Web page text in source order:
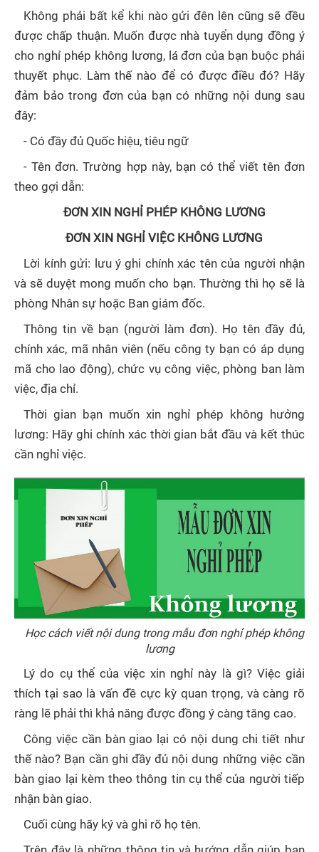
Không phải bất kể khi nào gửi đên lên cũng sẽ đều
được chấp thuận. Muốn được nhà tuyển dụng đồng ý
cho nghỉ phép không lương, lá đơn của bạn buộc phải
thuyết phục. Làm thế nào để có được điều đó? Hãy
đảm bảo trong đơn của bạn có những nội dung sau
đây:
- Có đầy đủ Quốc hiệu, tiêu ngữ
- Tên đơn. Trường hợp này, bạn có thể viết tên đơn
theo gợi dẫn:
ĐƠN XIN NGHỈ PHÉP KHÔNG LƯƠNG
ĐƠN XIN NGHỈ VIỆC KHÔNG LƯƠNG
Lời kính gửi: lưu ý ghi chính xác tên của người nhận
và sẽ duyệt mong muốn cho bạn. Thường thì họ sẽ là
phòng Nhân sự hoặc Ban giám đốc.
Thông tin về bạn (người làm đơn). Họ tên đầy đủ,
chính xác, mã nhân viên (nếu công ty bạn có áp dụng
mã cho lao động), chức vụ công việc, phòng ban làm
việc, địa chỉ.
Thời gian bạn muốn xin nghỉ phép không hưởng
lương: Hãy ghi chính xác thời gian bắt đầu và kết thúc
cần nghỉ việc.
Học cách viết nội dung trong mẫu đơn nghỉ phép không
lương
Lý do cụ thể của việc xin nghỉ này là gì? Việc giải
thích tại sao là vấn đề cực kỳ quan trọng, và càng rõ
ràng lẽ phải thì khả năng được đồng ý càng tăng cao.
Công việc cần bàn giao lại có nội dung chi tiết như
thế nào? Bạn cần ghi đầy đủ nội dung những việc cần
bàn giao lại kèm theo thông tin cụ thể của người tiếp
nhận bàn giao.
Cuối cùng hãy ký và ghi rõ họ tên.